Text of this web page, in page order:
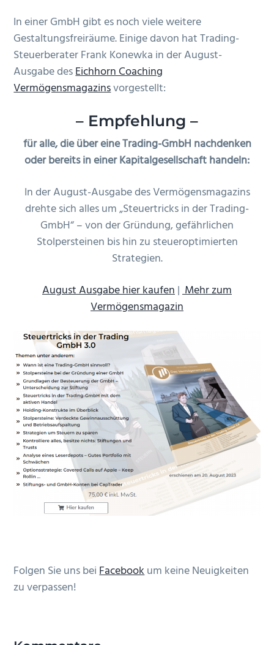
In einer GmbH gibt es noch viele weitere
Gestaltungsfreiräume. Einige davon hat Trading-
Steuerberater Frank Konewka in der August-
Ausgabe desEichhorn Coaching
Vermögensmagazinsvorgestellt:
– Empfehlung –
für alle, die über eine Trading-GmbH nachdenken
oder bereits in einer Kapitalgesellschaft handeln:
In der August-Ausgabe des Vermögensmagazins
drehte sich alles um „Steuertricks in der Trading-
GmbH“ – von der Gründung, gefährlichen
Stolpersteinen bis hin zu steueroptimierten
Strategien.
August Ausgabe hier kaufen|Mehr zum
Vermögensmagazin
Folgen Sie uns beiFacebookum keine Neuigkeiten
zu verpassen!
Interaktionen